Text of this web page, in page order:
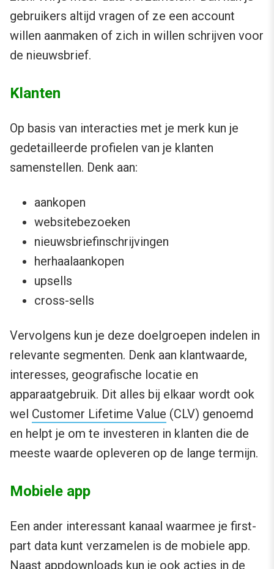
gebruikers altijd vragen of ze een account
willen aanmaken of zich in willen schrijven voor
de nieuwsbrief.
Klanten
Op basis van interacties met je merk kun je
gedetailleerde profielen van je klanten
samenstellen. Denk aan:
aankopen
websitebezoeken
nieuwsbriefinschrijvingen
herhaalaankopen
upsells
cross-sells
Vervolgens kun je deze doelgroepen indelen in
relevante segmenten. Denk aan klantwaarde,
interesses, geografische locatie en
apparaatgebruik. Dit alles bij elkaar wordt ook
wel Customer Lifetime Value (CLV) genoemd
en helpt je om te investeren in klanten die de
meeste waarde opleveren op de lange termijn.
Mobiele app
Een ander interessant kanaal waarmee je first-
part data kunt verzamelen is de mobiele app.
Naast appdownloads kun je ook acties in de